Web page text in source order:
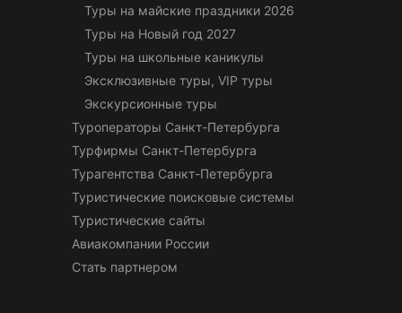
Туры на майские праздники 2026
Туры на Новый год 2027
Туры на школьные каникулы
Эксклюзивные туры, VIP туры
Экскурсионные туры
Туроператоры Санкт-Петербурга
Турфирмы Санкт-Петербурга
Турагентства Санкт-Петербурга
Туристические поисковые системы
Туристические сайты
Авиакомпании России
Стать партнером